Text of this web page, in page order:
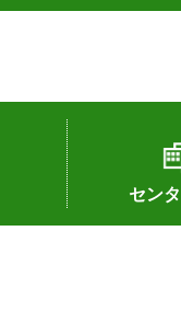
術
識関係
セン
所長あいさ
組織（各部
アクセス
沿革
所内の施設